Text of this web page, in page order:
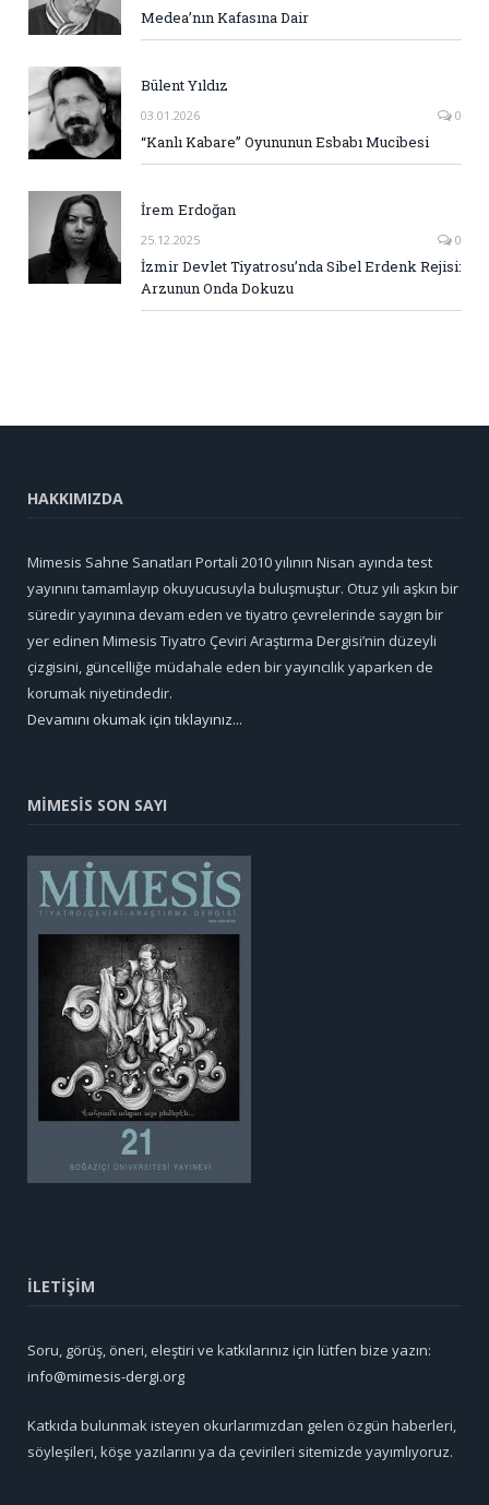
Medea’nın Kafasına Dair
Bülent Yıldız
03.01.2026 0
“Kanlı Kabare” Oyununun Esbabı Mucibesi
İrem Erdoğan
25.12.2025 0
İzmir Devlet Tiyatrosu’nda Sibel Erdenk Rejisi:
Arzunun Onda Dokuzu
HAKKIMIZDA
Mimesis Sahne Sanatları Portali 2010 yılının Nisan ayında test
yayınını tamamlayıp okuyucusuyla buluşmuştur. Otuz yılı aşkın bir
süredir yayınına devam eden ve tiyatro çevrelerinde saygın bir
yer edinen Mimesis Tiyatro Çeviri Araştırma Dergisi’nin düzeyli
çizgisini, güncelliğe müdahale eden bir yayıncılık yaparken de
korumak niyetindedir.
Devamını okumak için tıklayınız...
MİMESİS SON SAYI
İLETİŞİM
Soru, görüş, öneri, eleştiri ve katkılarınız için lütfen bize yazın:
info@mimesis-dergi.org
Katkıda bulunmak isteyen okurlarımızdan gelen özgün haberleri,
söyleşileri, köşe yazılarını ya da çevirileri sitemizde yayımlıyoruz.